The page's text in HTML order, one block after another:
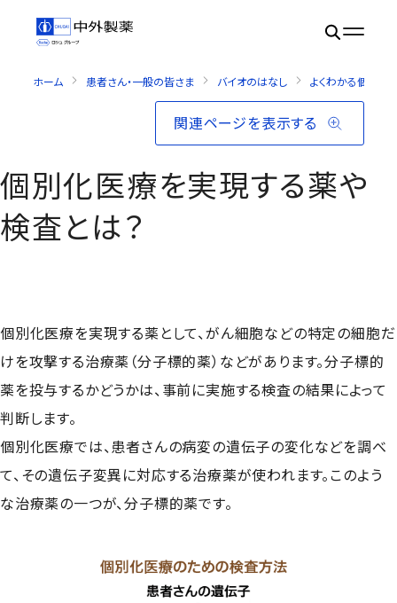
ホーム 患者さん・一般の皆さま バイオのはなし よくわかる個別化
関連ページを表示する
個別化医療を実現する薬や
検査とは？
個別化医療を実現する薬として、がん細胞などの特定の細胞だ
けを攻撃する治療薬（分子標的薬）などがあります。分子標的
薬を投与するかどうかは、事前に実施する検査の結果によって
判断します。
個別化医療では、患者さんの病変の遺伝子の変化などを調べ
て、その遺伝子変異に対応する治療薬が使われます。このよう
な治療薬の一つが、分子標的薬です。